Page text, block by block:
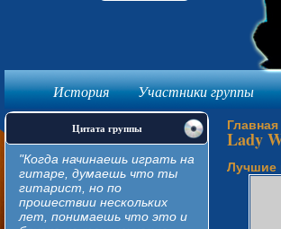
История Участники группы
knijki-avtomat
Цитата группы
"Когда начинаешь играть на
гитаре, думаешь что ты
гитарист, но по
прошествии нескольких
лет, понимаешь что это и
Главная
Lady
Лучшие